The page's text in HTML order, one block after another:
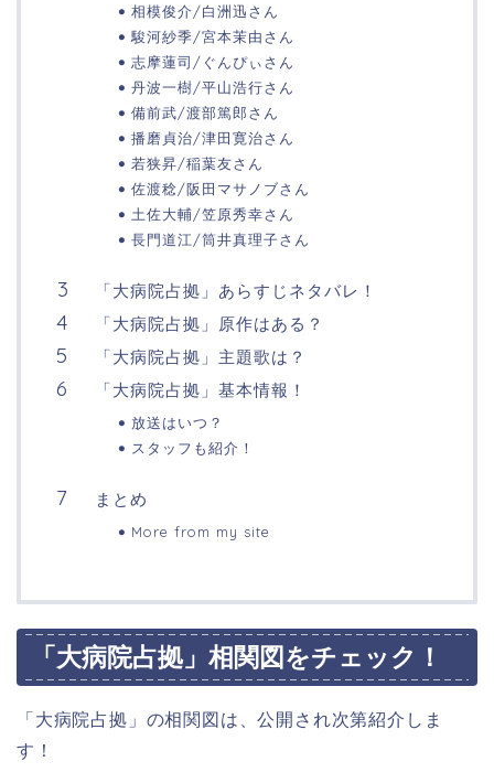
相模俊介/白洲迅さん
駿河紗季/宮本茉由さん
志摩蓮司/ぐんぴぃさん
丹波一樹/平山浩行さん
備前武/渡部篤郎さん
播磨貞治/津田寛治さん
若狭昇/稲葉友さん
佐渡稔/阪田マサノブさん
土佐大輔/笠原秀幸さん
長門道江/筒井真理子さん
「大病院占拠」あらすじネタバレ！
「大病院占拠」原作はある？
「大病院占拠」主題歌は？
「大病院占拠」基本情報！
放送はいつ？
スタッフも紹介！
まとめ
More from my site
「大病院占拠」相関図をチェック！
「大病院占拠」の相関図は、公開され次第紹介しま
す！